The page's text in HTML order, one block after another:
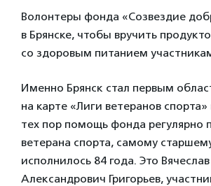
Волонтеры фонда «Созвездие
в Брянске, чтобы вручить
со здоровым питанием
Именно Брянск стал первым
на карте «Лиги ветеранов спорта»
тех пор помощь фонда регулярно
ветерана спорта, самому
исполнилось 84 года. Это Вячеслав
Александрович Григорьев,